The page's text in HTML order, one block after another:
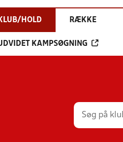
HOLD RÆKKE
KAMPSØGNING